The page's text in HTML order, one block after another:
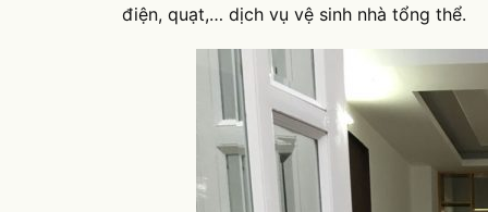
điện, quạt,… dịch vụ vệ sinh nhà tổng thể.